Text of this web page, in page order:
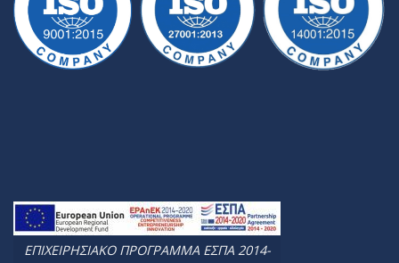
ΕΠΙΧΕΙΡΗΣΙΑΚΟ ΠΡΟΓΡΑΜΜΑ ΕΣΠΑ 2014-